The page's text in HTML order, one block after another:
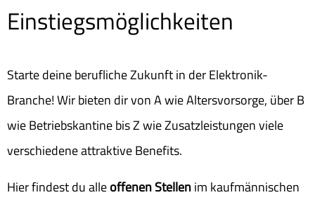
Einstiegsmöglichkeiten
Starte deine berufliche Zukunft in der Elektronik-
Branche! Wir bieten dir von A wie Altersvorsorge, über B
wie Betriebskantine bis Z wie Zusatzleistungen viele
verschiedene attraktive Benefits.
Hier findest du alleoffenen Stellenim kaufmännischen